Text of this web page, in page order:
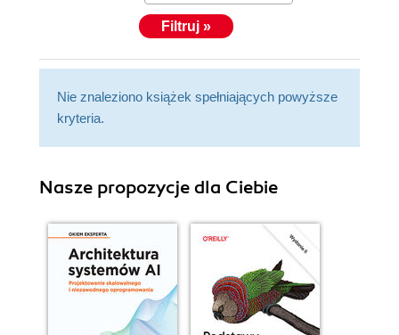
Filtruj »
Nie znaleziono książek spełniających powyższe
kryteria.
Nasze propozycje dla Ciebie